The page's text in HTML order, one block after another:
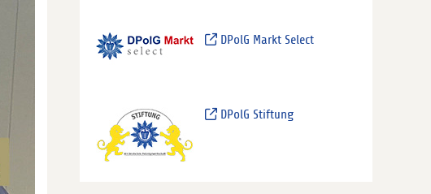
DPolG Markt Select
DPolG Stiftung